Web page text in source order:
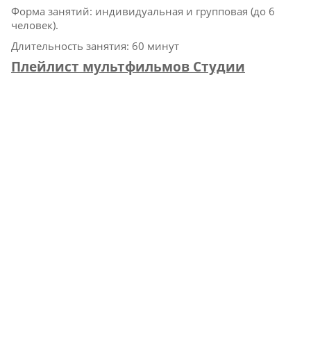
Форма занятий: индивидуальная и групповая (до 6
человек).
Длительность занятия: 60 минут
Плейлист мультфильмов Студии